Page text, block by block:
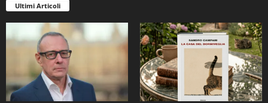
Ultimi Articoli